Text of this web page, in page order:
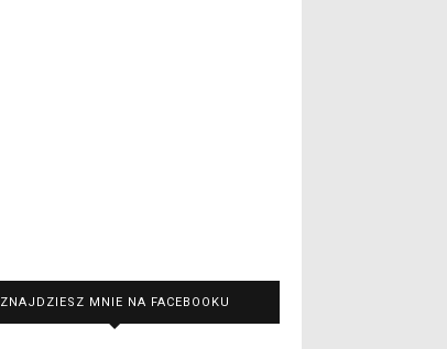
ZNAJDZIESZ MNIE NA FACEBOOKU